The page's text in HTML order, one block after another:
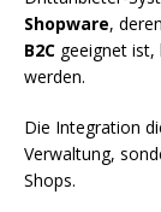
Shopware,
B2C geeignet ist,
werden.
Die Integration
Verwaltung,
Shops.